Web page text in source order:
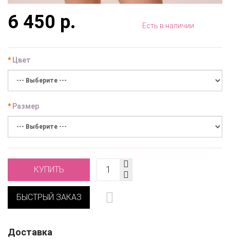
6 450 р. Есть в наличии
Цвет
Размер
КУПИТЬ
БЫСТРЫЙ ЗАКАЗ
Доставка